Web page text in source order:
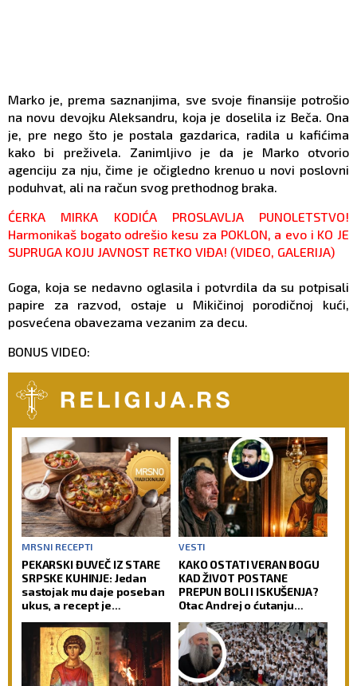
Marko je, prema saznanjima, sve svoje finansije potrošio
na novu devojku Aleksandru, koja je doselila iz Beča. Ona
je, pre nego što je postala gazdarica, radila u kafićima
kako bi preživela. Zanimljivo je da je Marko otvorio
agenciju za nju, čime je očigledno krenuo u novi poslovni
poduhvat, ali na račun svog prethodnog braka.
ĆERKA MIRKA KODIĆA PROSLAVLJA PUNOLETSTVO!
Harmonikaš bogato odrešio kesu za POKLON, a evo i KO JE
SUPRUGA KOJU JAVNOST RETKO VIĐA! (VIDEO, GALERIJA)
Goga, koja se nedavno oglasila i potvrdila da su potpisali
papire za razvod, ostaje u Mikičinoj porodičnoj kući,
posvećena obavezama vezanim za decu.
BONUS VIDEO:
MRSNI RECEPTI
PEKARSKI ĐUVEČ IZ STARE
SRPSKE KUHINJE: Jedan
sastojak mu daje poseban
ukus, a recept je
mislite
VESTI
KAKO OSTATI VERAN BOGU
KAD ŽIVOT POSTANE
PREPUN BOLI I ISKUŠENJA?
Otac Andrej o ćutanju